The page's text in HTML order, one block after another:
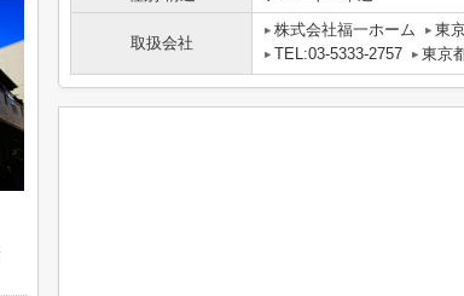
取扱会社
株式会社福一ホーム
東
TEL:03-5333-2757
東京